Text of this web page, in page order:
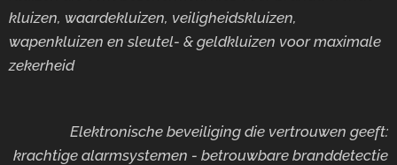
kluizen, waardekluizen, veiligheidskluizen,
wapenkluizen en sleutel- & geldkluizen voor maximale
zekerheid
Elektronische beveiliging die vertrouwen geeft:
krachtige alarmsystemen - betrouwbare branddetectie